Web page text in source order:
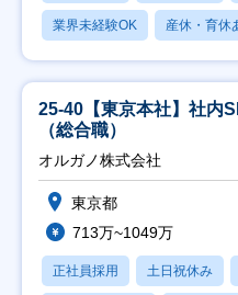
業界未経験OK 産休・育休
25-40【東京本社】社内
（総合職）
オルガノ株式会社
東京都
713万~1049万
正社員採用 土日祝休み